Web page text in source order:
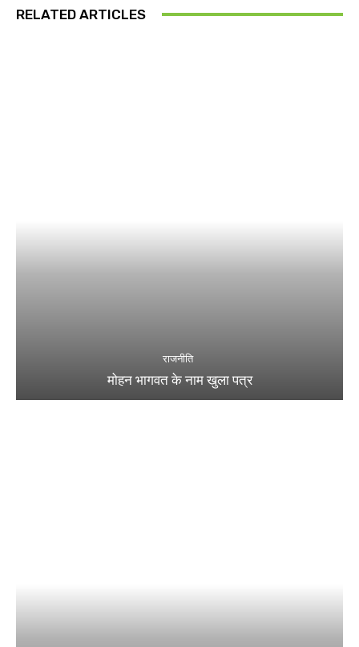
RELATED ARTICLES
राजनीति
मोहन भागवत के नाम खुला पत्र